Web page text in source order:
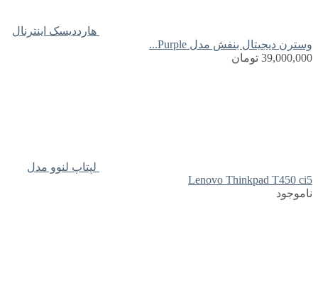
هارددیسک اینترنال
وسترن دیجیتال بنفش مدل Purple...
39,000,000 تومان
لپتاپ لنوو مدل
Lenovo Thinkpad T450 ci5
ناموجود